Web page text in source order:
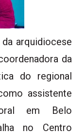
arquidiocese
da
do regional
assistente
em Belo
no Centro